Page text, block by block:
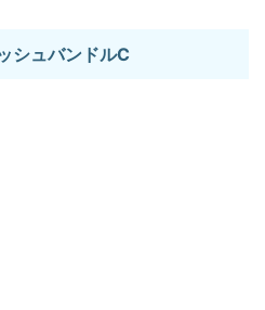
シュバンドルC